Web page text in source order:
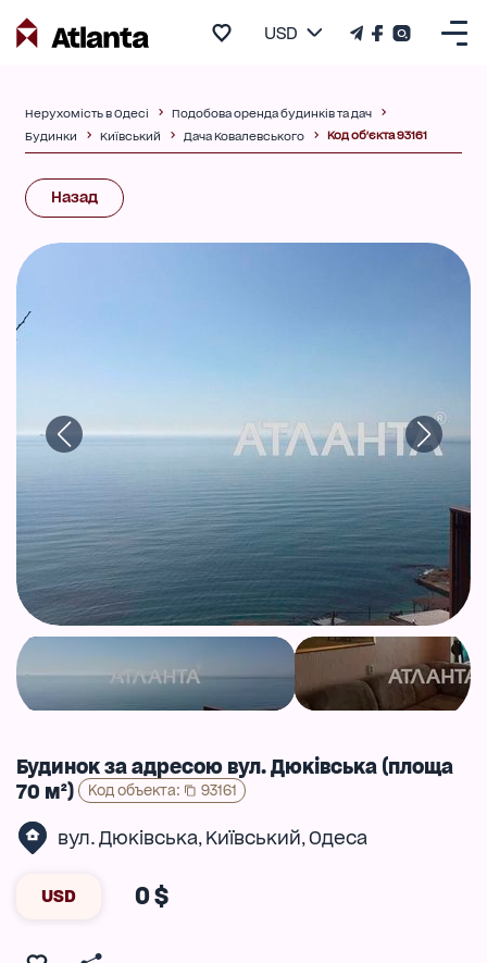
USD
Нерухомість в Одесі
Подобова оренда будинків та дач
Будинки
Київський Дача Ковалевського Код об'єкта 93161
Назад
Будинок за адресою вул. Дюківська (площа
70 м²)
Код объекта: 93161
вул. Дюківська, Київський, Одеса
USD 0 $